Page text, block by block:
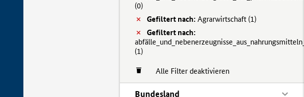
(0)
Gefiltert nach: Agrarwirtschaft (1)
Gefiltert nach:
(1)
Alle Filter deaktivieren
Bundesland